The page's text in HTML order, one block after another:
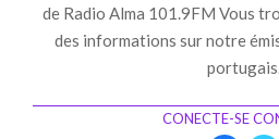
de Radio Alma 101.9FM Vous
des informations sur notre
CONECTE-SE